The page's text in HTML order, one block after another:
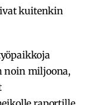
kuitenkin
noin miljoona,